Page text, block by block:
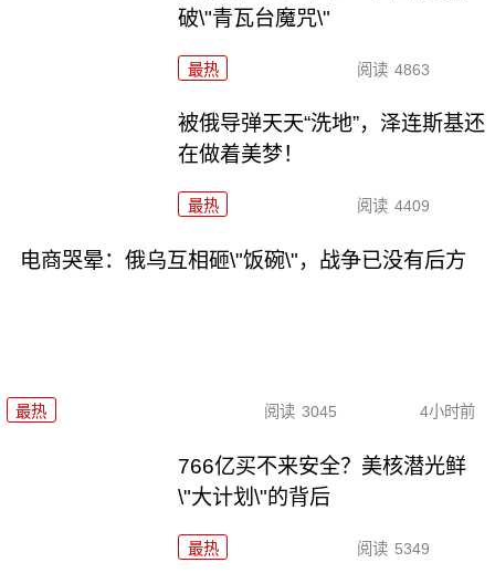
破\"青瓦台魔咒\"
最热 阅读 4863
被俄导弹天天“洗地”，泽连斯基还
在做着美梦！
最热 阅读 4409
电商哭晕：俄乌互相砸\"饭碗\"，战争已没有后方
最热 阅读 3045 4小时前
766亿买不来安全？美核潜光鲜
\"大计划\"的背后
最热 阅读 5349